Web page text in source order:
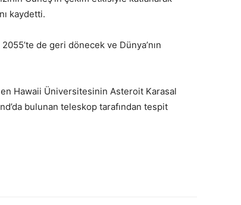
kaydetti.
de geri dönecek ve Dünya’nın
Hawaii Üniversitesinin Asteroit Karasal
bulunan teleskop tarafından tespit